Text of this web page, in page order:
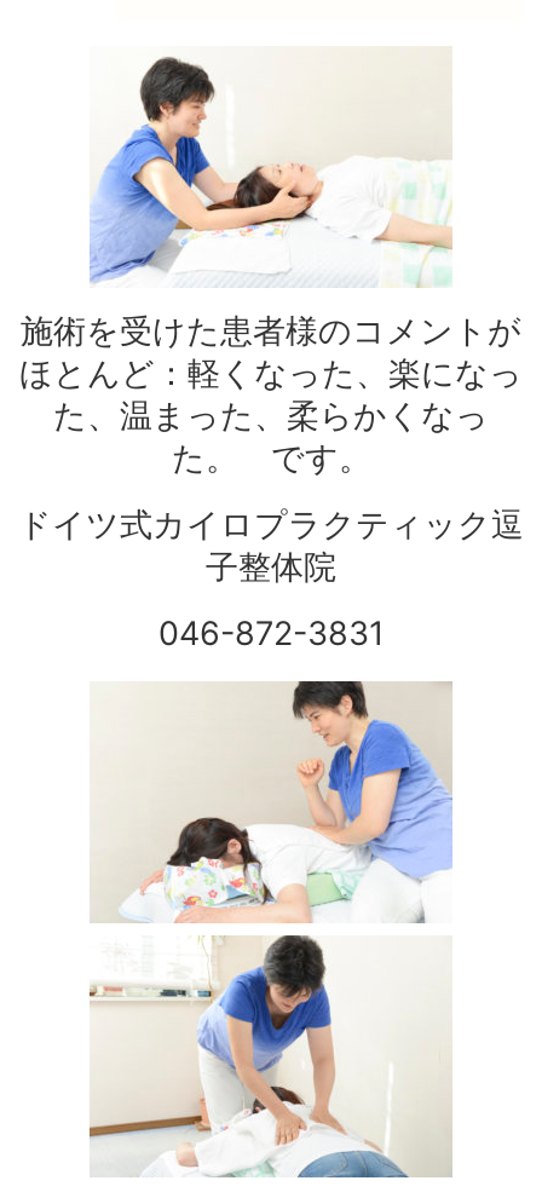
施術を受けた患者様のコメントが
ほとんど：軽くなった、楽になっ
た、温まった、柔らかくなっ
た。 です。
ドイツ式カイロプラクティック逗
子整体院
046-872-3831